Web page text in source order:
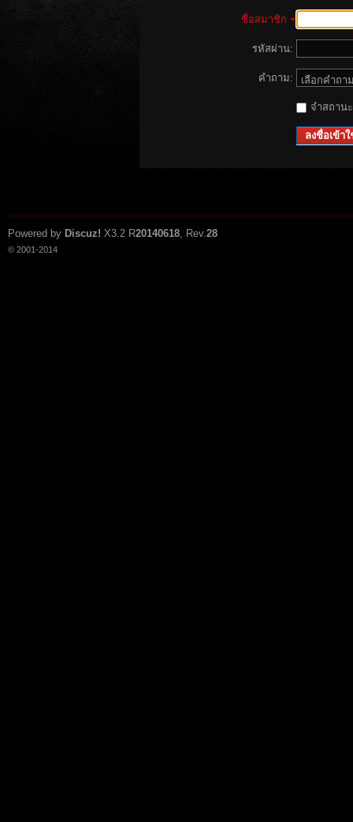
ชื่อสมาชิก
รหัสผ่าน:
คำถาม:
จำสถาน
ลงชื่อเข้าใ
Powered by Discuz! X3.2 R20140618, Rev.28
© 2001-2014